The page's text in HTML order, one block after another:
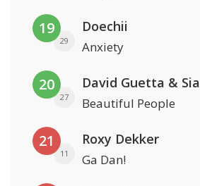
19
29
Doechii
Anxiety
20
27
David Guetta & Sia
Beautiful People
21
11
Roxy Dekker
Ga Dan!